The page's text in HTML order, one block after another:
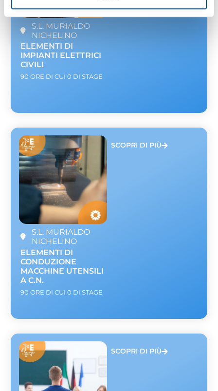
S.L. MURIALDO
NICHELINO
ELEMENTI DI
IMPIANTI ELETTRICI
CIVILI
90 ORE DI CUI 0 DI STAGE
S.L. MURIALDO
NICHELINO
ELEMENTI DI
CONDUZIONE
MACCHINE UTENSILI
A C.N.
90 ORE DI CUI 0 DI STAGE
SCOPRI DI PIÙ
SCOPRI DI PIÙ